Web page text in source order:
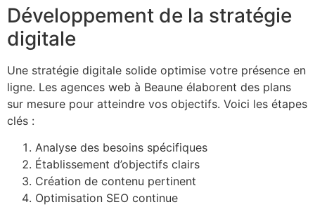
Développement de la stratégie
digitale
Une stratégie digitale solide optimise votre présence en
ligne. Les agences web à Beaune élaborent des plans
sur mesure pour atteindre vos objectifs. Voici les étapes
clés :
Analyse des besoins spécifiques
Établissement d’objectifs clairs
Création de contenu pertinent
Optimisation SEO continue